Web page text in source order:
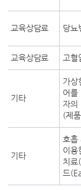
교육상담료 당뇨
교육상담료 고혈
기타
가상
어를
자의
(제
기타
호흡
이용
치료
드